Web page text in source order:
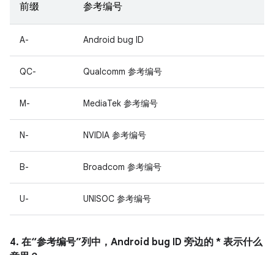
前缀 参考编号
A- Android bug ID
QC- Qualcomm 参考编号
M- MediaTek 参考编号
N- NVIDIA 参考编号
B- Broadcom 参考编号
U- UNISOC 参考编号
4. 在“参考编号”列中，Android bug ID 旁边的 * 表示什么